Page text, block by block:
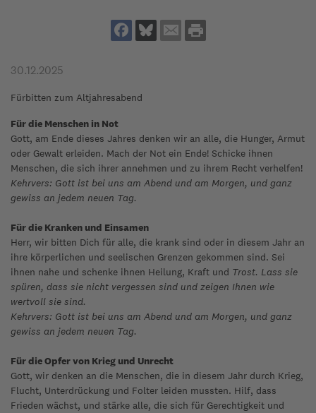
30.12.2025
Fürbitten zum Altjahresabend
Für die Menschen in Not
Gott, am Ende dieses Jahres denken wir an alle, die Hunger, Armut
oder Gewalt erleiden. Mach der Not ein Ende! Schicke ihnen
Menschen, die sich ihrer annehmen und zu ihrem Recht verhelfen!
Kehrvers: Gott ist bei uns am Abend und am Morgen, und ganz
gewiss an jedem neuen Tag.
Für die Kranken und Einsamen
Herr, wir bitten Dich für alle, die krank sind oder in diesem Jahr an
ihre körperlichen und seelischen Grenzen gekommen sind. Sei
ihnen nahe und schenke ihnen Heilung, Kraft und Trost. Lass sie
spüren, dass sie nicht vergessen sind und zeigen Ihnen wie
wertvoll sie sind.
Kehrvers: Gott ist bei uns am Abend und am Morgen, und ganz
gewiss an jedem neuen Tag.
Für die Opfer von Krieg und Unrecht
Gott, wir denken an die Menschen, die in diesem Jahr durch Krieg,
Flucht, Unterdrückung und Folter leiden mussten. Hilf, dass
Frieden wächst, und stärke alle, die sich für Gerechtigkeit und